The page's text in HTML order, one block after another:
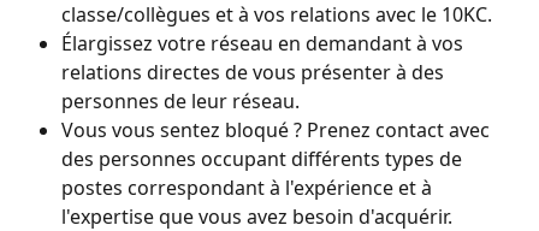
classe/collègues et à vos relations avec le 10KC.
Élargissez votre réseau en demandant à vos
relations directes de vous présenter à des
personnes de leur réseau.
Vous vous sentez bloqué ? Prenez contact avec
des personnes occupant différents types de
postes correspondant à l'expérience et à
l'expertise que vous avez besoin d'acquérir.